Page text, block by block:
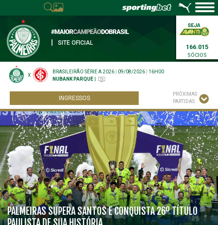
SITE OFICIAL
166.015
SÓCIOS
X
BRASILEIRÃO SÉRIE A 2026 09/08/2026
16H00
NUBANK PARQUE
INGRESSOS
PRÓXIMAS
PARTIDAS
PALMEIRAS SUPERA SANTOS E CONQUISTA 26º TÍTULO